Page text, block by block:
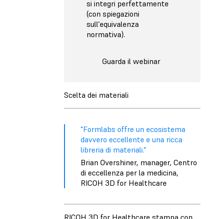
si integri perfettamente
(con spiegazioni
sull'equivalenza
normativa).
Guarda il webinar
Scelta dei materiali
"Formlabs offre un ecosistema
davvero eccellente e una ricca
libreria di materiali."
Brian Overshiner, manager, Centro
di eccellenza per la medicina,
RICOH 3D for Healthcare